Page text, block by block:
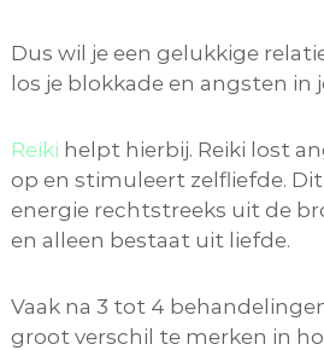
Dus wil je een gelukkige
los je blokkade en angsten in
Reiki helpt hierbij. Reiki lost
op en stimuleert zelfliefde.
energie rechtstreeks uit de
en alleen bestaat uit liefde.
Vaak na 3 tot 4
groot verschil te merken in